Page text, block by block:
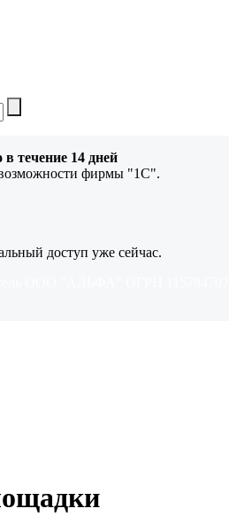
в течение 14 дней
фирмы "1С".
доступ уже сейчас.